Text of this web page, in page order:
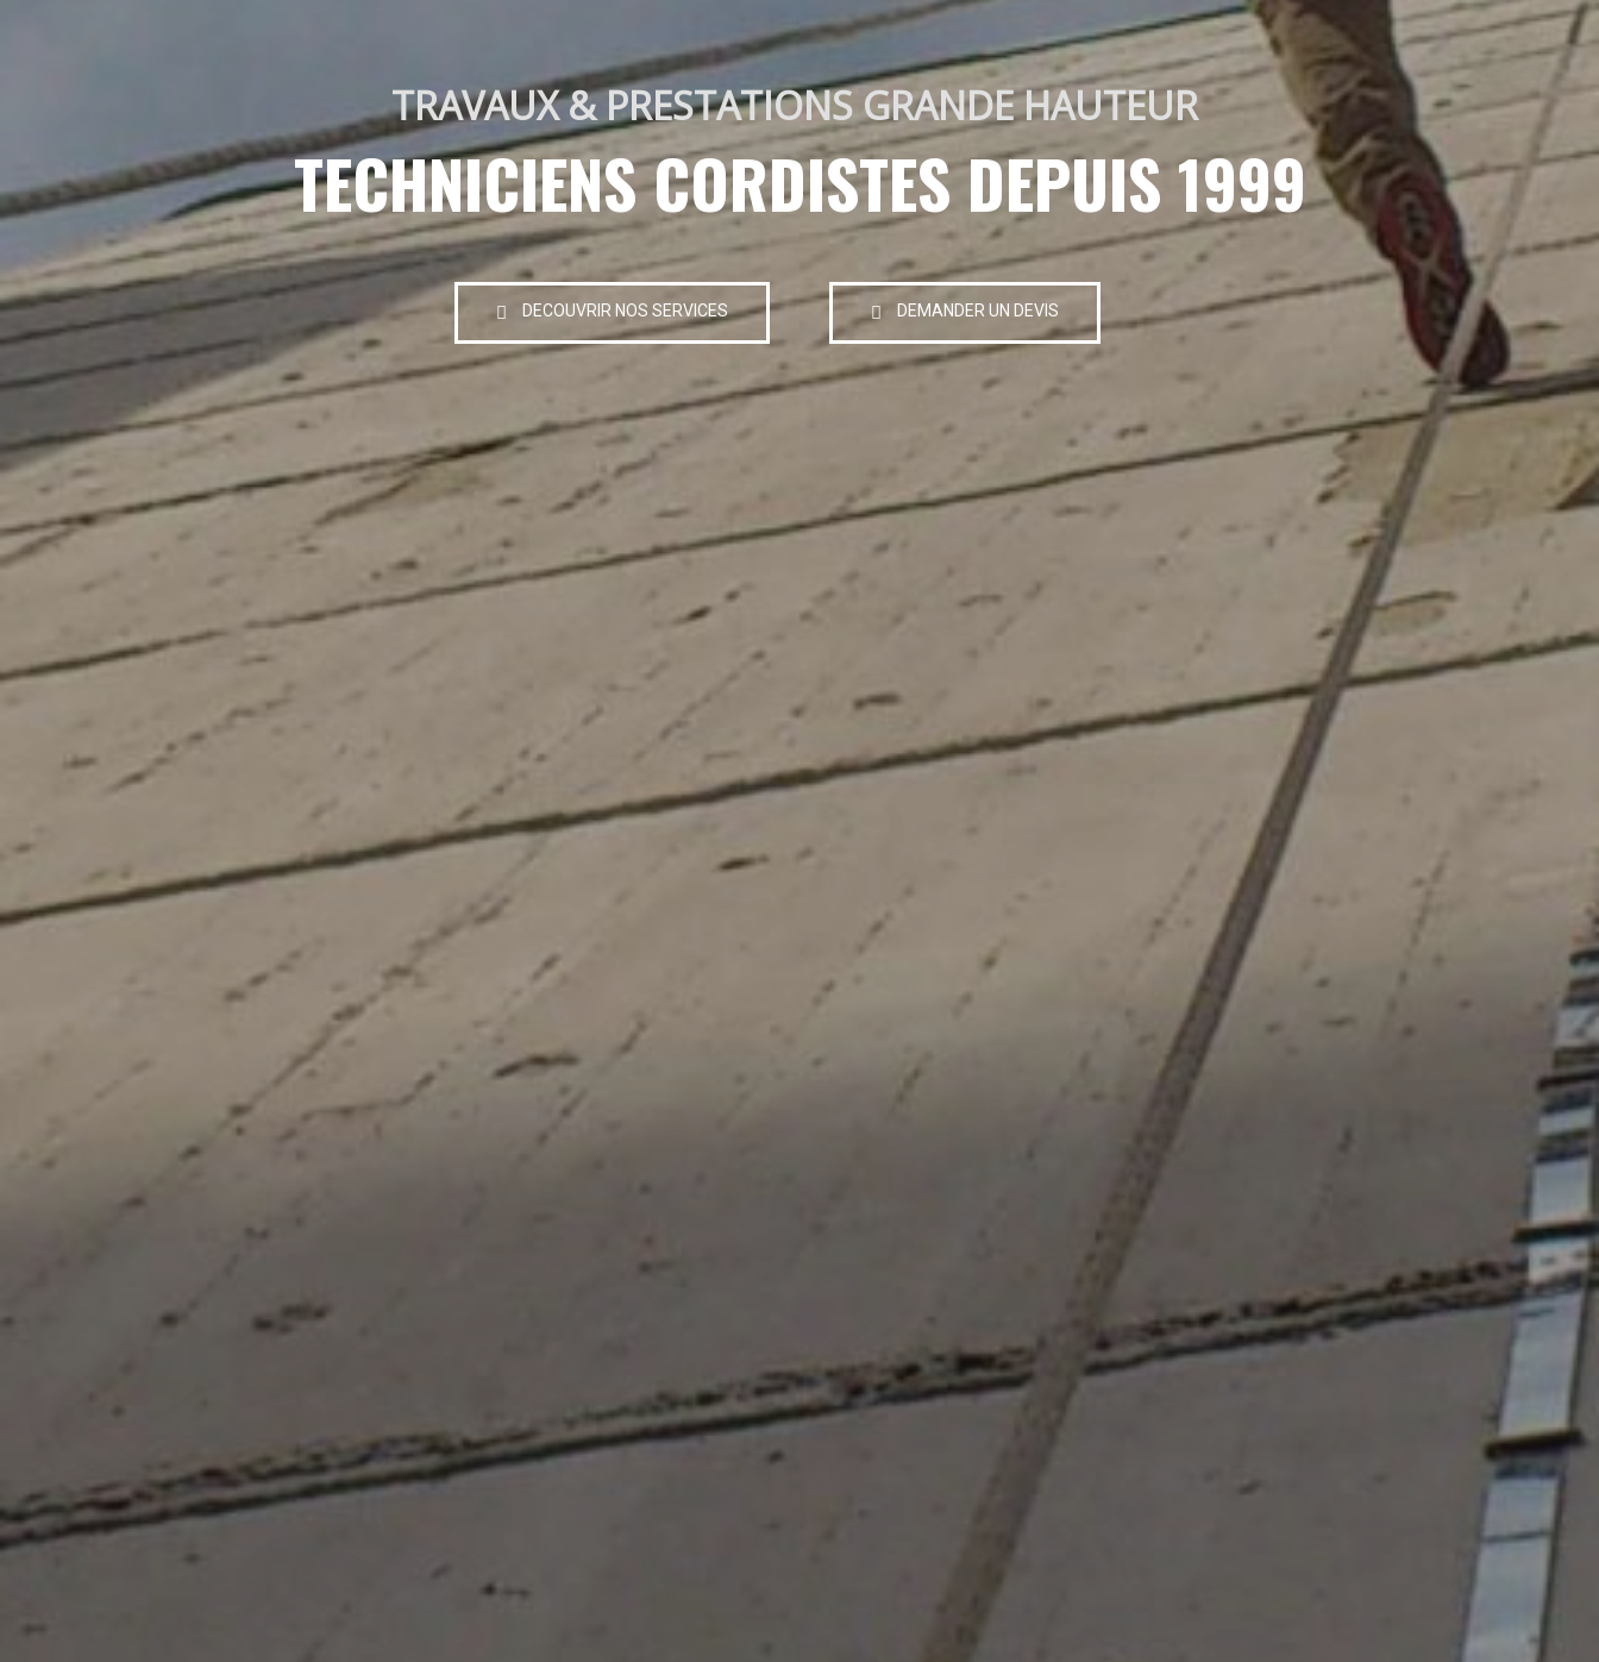
TRAVAUX & PRESTATIONS GRANDE HAUTEUR
TECHNICIENS CORDISTES DEPUIS 1999
DECOUVRIR NOS SERVICES DEMANDER UN DEVIS